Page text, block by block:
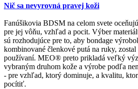
Nič sa nevyrovná pravej koži
Fanúšikovia BDSM na celom svete
pre jej vôňu, vzhľad a pocit. Výber
sú rozhodujúce pre to, aby bondage
kombinované členkové putá na ruky,
používaní. MEO® preto prikladá veľký
vybraným druhom kože a výrobe podľa
- pre vzhľad, ktorý dominuje, a kvalitu,
pocítiť.